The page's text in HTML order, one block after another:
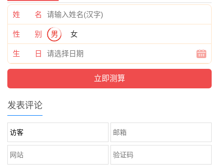
姓 名
性 别 男 女
生 日
发表评论